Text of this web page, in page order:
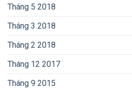
Tháng 5 2018
Tháng 3 2018
Tháng 2 2018
Tháng 12 2017
Tháng 9 2015